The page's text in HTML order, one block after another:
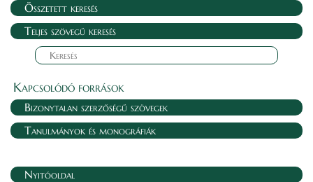
Összetett keresés
Teljes szövegű keresés
Kapcsolódó források
Bizonytalan szerzőségű szövegek
Tanulmányok és monográfiák
Nyitóoldal